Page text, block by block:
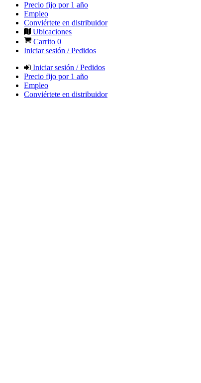
Precio fijo por 1 año
Empleo
Conviértete en distribuidor
Ubicaciones
Carrito 0
Iniciar sesión / Pedidos
Iniciar sesión / Pedidos
Precio fijo por 1 año
Empleo
Conviértete en distribuidor